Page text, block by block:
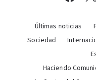
Últimas noticias
Sociedad
Haciendo